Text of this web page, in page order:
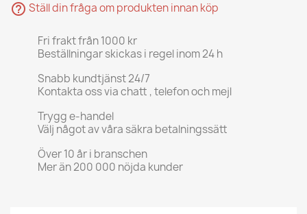
help_outline Ställ din fråga om produkten innan köp
Fri frakt från 1000 kr
Beställningar skickas i regel inom 24 h
Snabb kundtjänst 24/7
Kontakta oss via chatt , telefon och mejl
Trygg e-handel
Välj något av våra säkra betalningssätt
Över 10 år i branschen
Mer än 200 000 nöjda kunder